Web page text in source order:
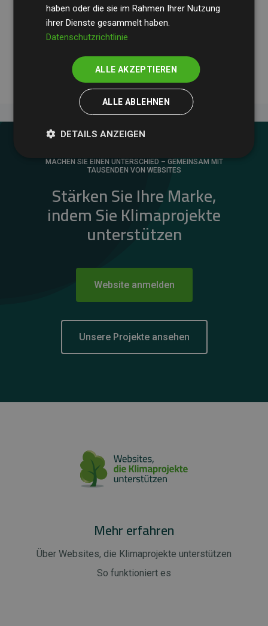
Klimaschutzprojekte im Durchschnitt200 % der
geschätzten CO₂-Emissionender teilnehmenden
Websites kompensieren – ein klarer Nachweis für die
messbare Klimawirkung unseres Ansatzes.
MACHEN SIE EINEN UNTERSCHIED – GEMEINSAM MIT
TAUSENDEN VON WEBSITES
Stärken Sie Ihre Marke,
indem Sie Klimaprojekte
unterstützen
Website anmelden
Unsere Projekte ansehen
Mehr erfahren
Über Websites, die Klimaprojekte unterstützen
So funktioniert es
haben oder die sie im Rahmen Ihrer Nutzung
ihrer Dienste gesammelt haben.
Datenschutzrichtlinie
ALLE AKZEPTIEREN
ALLE ABLEHNEN
DETAILS ANZEIGEN